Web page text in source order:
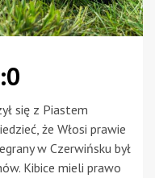
się z Piastem
że Włosi prawie
w Czerwińsku był
Kibice mieli prawo